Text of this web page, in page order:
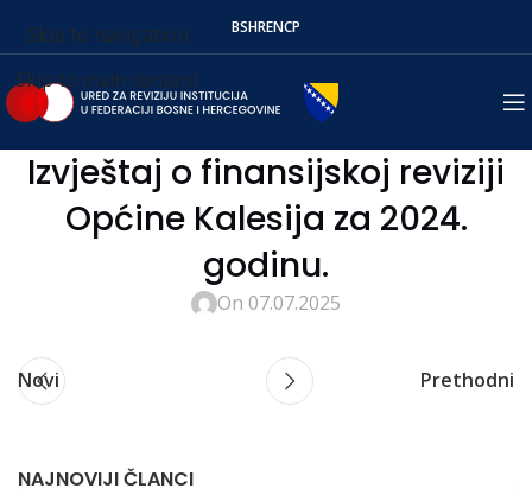
Skip to navigation
Skip to main content
BSHRENСР
Izvještaj o finansijskoj reviziji
Općine Kalesija za 2024.
godinu.
On 07.07.2025
Novi Prethodni
NAJNOVIJI ČLANCI